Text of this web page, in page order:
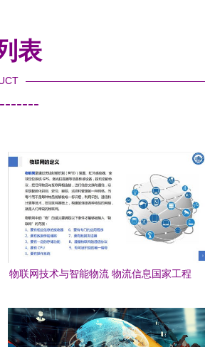
表
物联网技术与智能物流 物流信息国家工程